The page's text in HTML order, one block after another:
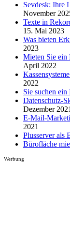
Sevdesk: Ihre
November
Texte in
15. Mai 2023
Was bieten
2023
Mieten Sie ein
April 2022
2022
Sie suchen
Datenschutz-
Dezember 2021
E-Mail-
2021
Plusserver als
Bürofläche
Werbung